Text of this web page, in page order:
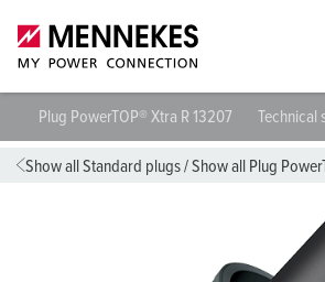
Plug PowerTOP® Xtra R 13207 Technical
Show all Standard plugs/Show all Plug